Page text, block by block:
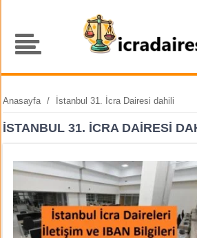
Anasayfa / İstanbul 31. İcra Dairesi dahili
İSTANBUL 31. İCRA DAIRESI